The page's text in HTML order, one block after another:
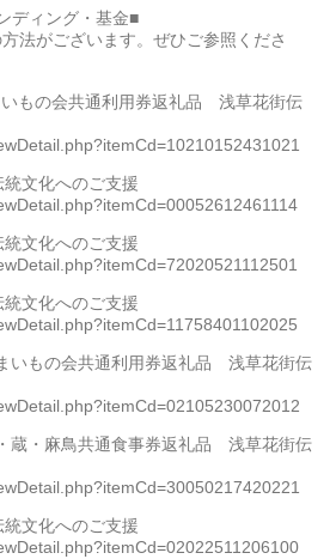
ディング・基金■
法がございます。ぜひご参照くださ
いもの会共通利用券返礼品 浅草花街伝
統文化へのご支援
統文化へのご支援
統文化へのご支援
いもの会共通利用券返礼品 浅草花街伝
蔵・麻鳥共通食事券返礼品 浅草花街伝
統文化へのご支援